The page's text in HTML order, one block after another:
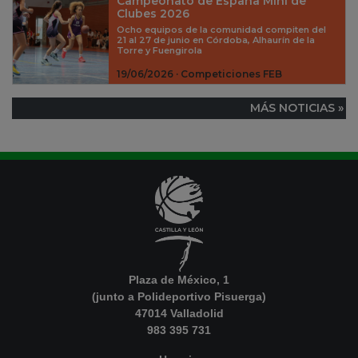
Clubes 2026
Ocho equipos de la comunidad compiten del
21 al 27 de junio en Córdoba, Alhaurín de la
Torre y Fuengirola
19/06/2026 · Competiciones FEB
MÁS NOTICIAS »
Plaza de México, 1
(junto a Polideportivo Pisuerga)
47014 Valladolid
983 395 731